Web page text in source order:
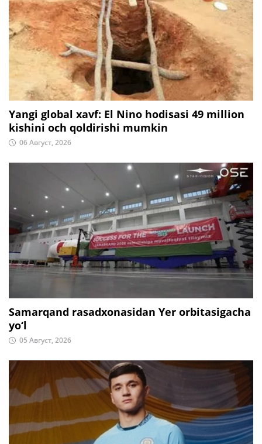
Yangi global xavf: El Nino hodisasi 49 million
kishini och qoldirishi mumkin
06 Август, 2026
Samarqand rasadxonasidan Yer orbitasigacha
yo‘l
05 Август, 2026